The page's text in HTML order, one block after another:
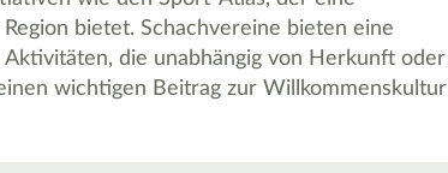
bietet. Schachvereine bieten eine
die unabhängig von Herkunft oder
wichtigen Beitrag zur Willkommenskultur